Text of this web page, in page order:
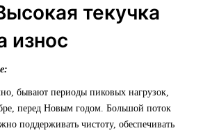
текучка
износ
бывают периоды пиковых нагрузок,
перед Новым годом. Большой поток
поддерживать чистоту, обеспечивать